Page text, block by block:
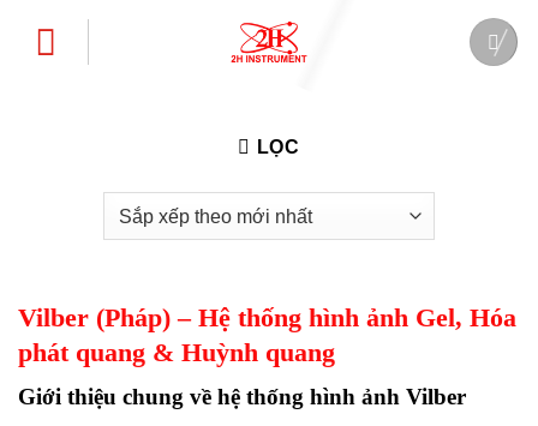
LỌC
Vilber (Pháp) – Hệ thống hình ảnh Gel, Hóa
phát quang & Huỳnh quang
Giới thiệu chung về hệ thống hình ảnh Vilber